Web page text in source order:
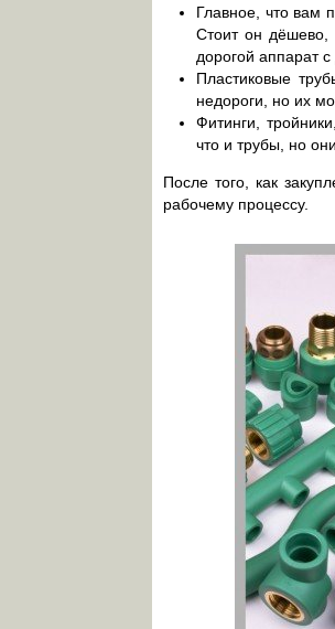
Главное, что вам
Стоит он дёшево,
дорогой аппарат
Пластиковые
недороги, но их
Фитинги,
что и трубы, но
После того, как
рабочему процессу.